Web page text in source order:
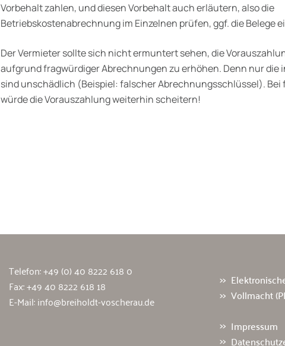
Vorbehalt zahlen, und diesen Vorbehalt auch erläutern, also die
Betriebskostenabrechnung im Einzelnen prüfen, ggf. die Belege
Der Vermieter sollte sich nicht ermuntert sehen, die
aufgrund fragwürdiger Abrechnungen zu erhöhen. Denn nur die
sind unschädlich (Beispiel: falscher Abrechnungsschlüssel). Bei
würde die Vorauszahlung weiterhin scheitern!
Telefon:+49 (0) 40 8222 618 0
Fax: +49 40 8222 618 18
E-Mail:info@breiholdt-voscherau.de
Vollmacht
Impressum